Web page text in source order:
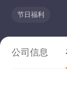
节日福利
公司信息